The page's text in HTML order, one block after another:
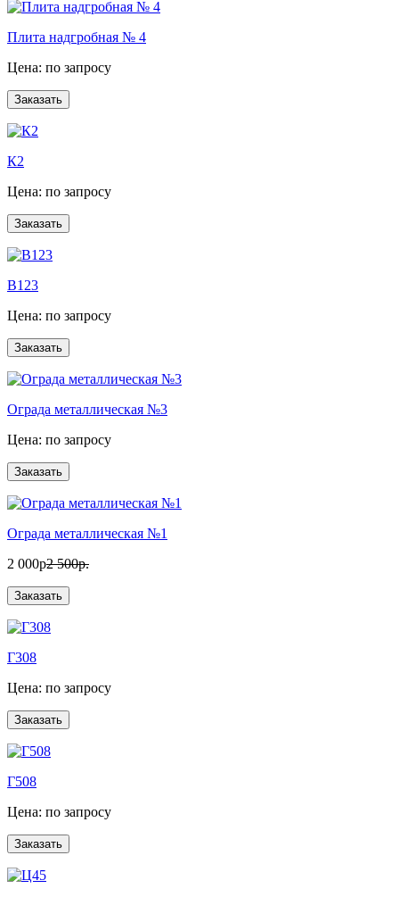
Плита надгробная № 4
Цена: по запросу
К2
Цена: по запросу
B123
Цена: по запросу
Ограда металлическая №3
Цена: по запросу
Ограда металлическая №1
2 000р2 500р.
Г308
Цена: по запросу
Г508
Цена: по запросу